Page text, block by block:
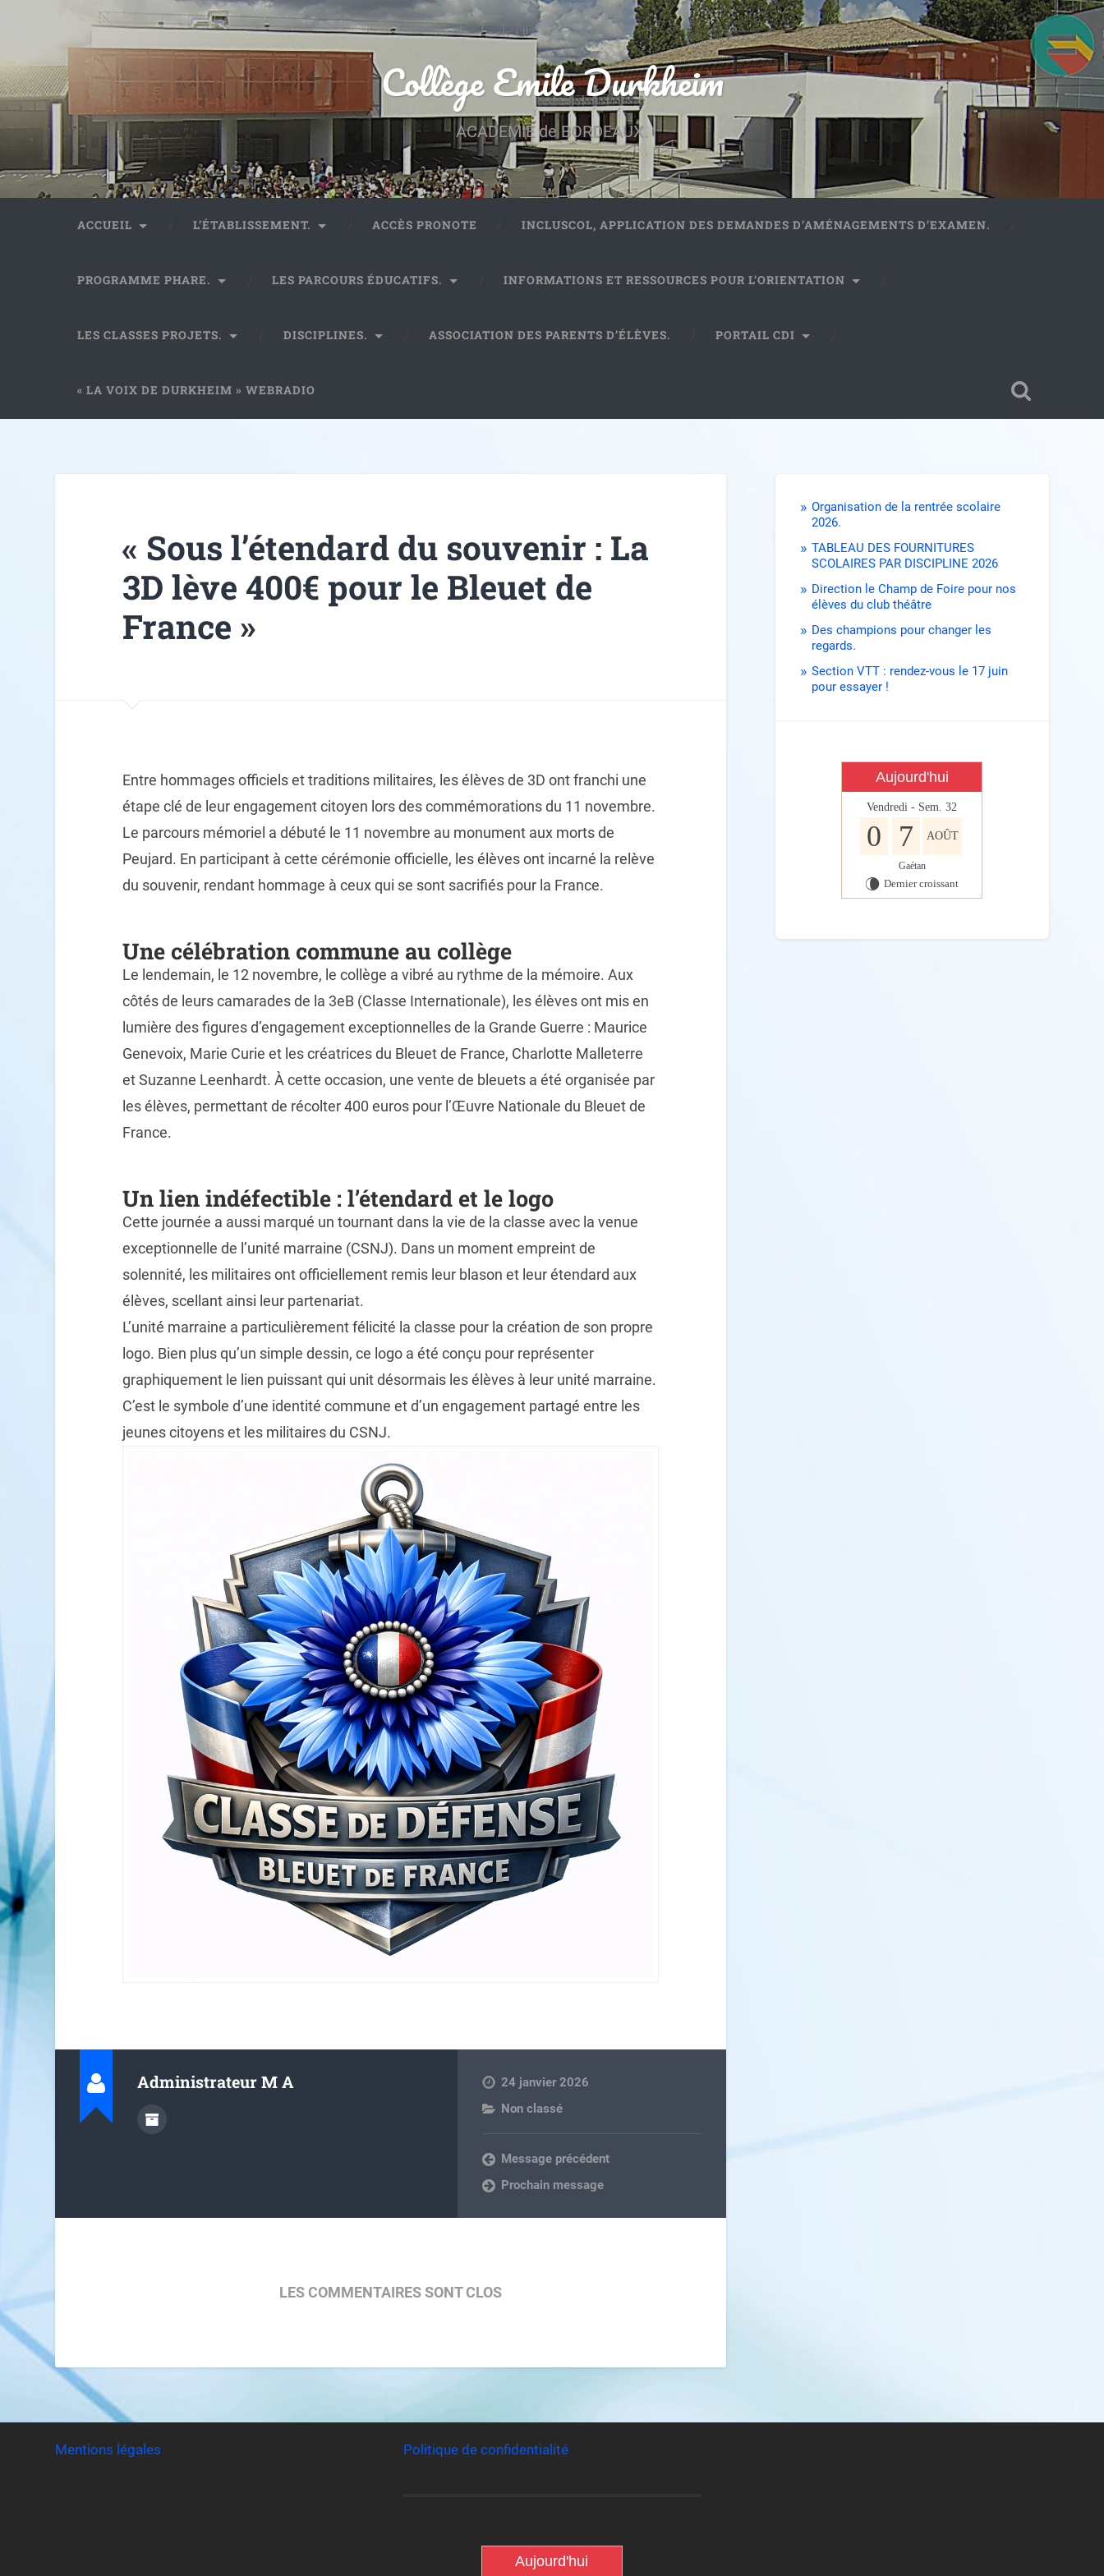
Collège Emile Durkheim
ACADEMIE de BORDEAUX.
ACCUEIL L’ÉTABLISSEMENT. ACCÈS PRONOTE INCLUSCOL, APPLICATION DES DEMANDES D’AMÉNAGEMENTS D’EXAMEN.
PROGRAMME PHARE. LES PARCOURS ÉDUCATIFS. INFORMATIONS ET RESSOURCES POUR L’ORIENTATION
LES CLASSES PROJETS. DISCIPLINES. ASSOCIATION DES PARENTS D’ÉLÈVES. PORTAIL CDI
« LA VOIX DE DURKHEIM » WEBRADIO
« Sous l’étendard du souvenir : La
3D lève 400€ pour le Bleuet de
France »
Entre hommages officiels et traditions militaires, les élèves de 3D ont franchi une
étape clé de leur engagement citoyen lors des commémorations du 11 novembre.
Le parcours mémoriel a débuté le 11 novembre au monument aux morts de
Peujard. En participant à cette cérémonie officielle, les élèves ont incarné la relève
du souvenir, rendant hommage à ceux qui se sont sacrifiés pour la France.
Une célébration commune au collège
Le lendemain, le 12 novembre, le collège a vibré au rythme de la mémoire. Aux
côtés de leurs camarades de la 3eB (Classe Internationale), les élèves ont mis en
lumière des figures d’engagement exceptionnelles de la Grande Guerre : Maurice
Genevoix, Marie Curie et les créatrices du Bleuet de France, Charlotte Malleterre
et Suzanne Leenhardt. À cette occasion, une vente de bleuets a été organisée par
les élèves, permettant de récolter 400 euros pour l’Œuvre Nationale du Bleuet de
France.
Un lien indéfectible : l’étendard et le logo
Cette journée a aussi marqué un tournant dans la vie de la classe avec la venue
exceptionnelle de l’unité marraine (CSNJ). Dans un moment empreint de
solennité, les militaires ont officiellement remis leur blason et leur étendard aux
élèves, scellant ainsi leur partenariat.
L’unité marraine a particulièrement félicité la classe pour la création de son propre
logo. Bien plus qu’un simple dessin, ce logo a été conçu pour représenter
graphiquement le lien puissant qui unit désormais les élèves à leur unité marraine.
C’est le symbole d’une identité commune et d’un engagement partagé entre les
jeunes citoyens et les militaires du CSNJ.
Administrateur M A
24 janvier 2026
Non classé
Message précédent
Prochain message
LES COMMENTAIRES SONT CLOS
Organisation de la rentrée scolaire
2026.
TABLEAU DES FOURNITURES
SCOLAIRES PAR DISCIPLINE 2026
Direction le Champ de Foire pour nos
élèves du club théâtre
Des champions pour changer les
regards.
Section VTT : rendez-vous le 17 juin
pour essayer !
Aujourd'hui
Vendredi - Sem. 32
0 7 AOÛT
Gaétan
V Dernier croissant
Mentions légales Politique de confidentialité
Aujourd'hui